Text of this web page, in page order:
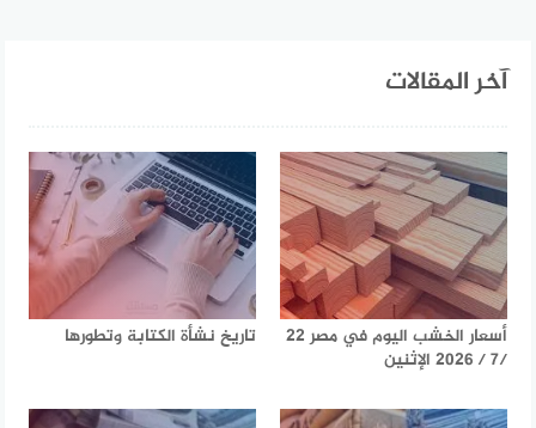
آخر المقالات
أسعار الخشب اليوم في مصر 22
/7 / 2026 الإثنين
تاريخ نشأة الكتابة وتطورها